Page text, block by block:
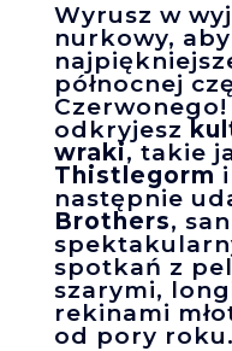
Wyrusz w
nurkowy,
północnej
odkryjesz
wraki, takie
Thistlegorm i
następnie
Brothers,
spotkań z
szarymi,
rekinami
od pory roku.